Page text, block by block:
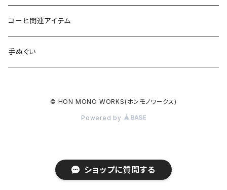
ガス缶カバー
トーチ・ライター用カバー
コーヒ関連アイテム
手ぬぐい
© HON MONO WORKS(ホンモノワークス)
Powered by
ショップに質問する